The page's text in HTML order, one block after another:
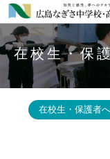
在校生・保
在校生・保護者